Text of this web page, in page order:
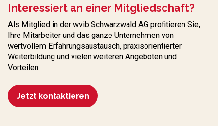
Interessiert an einer Mitgliedschaft?
Als Mitglied in der wvib Schwarzwald AG profitieren Sie,
Ihre Mitarbeiter und das ganze Unternehmen von
wertvollem Erfahrungs­austausch, praxisorientierter
Weiterbildung und vielen weiteren Angeboten und
Vorteilen.
Jetzt kontaktieren